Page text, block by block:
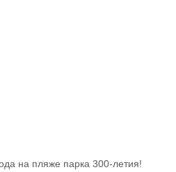
на пляже парка 300-летия!